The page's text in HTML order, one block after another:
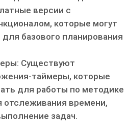
версии с
которые могут
базового планирования
Существуют
таймеры, которые
для работы по методике
отслеживания времени,
задач.